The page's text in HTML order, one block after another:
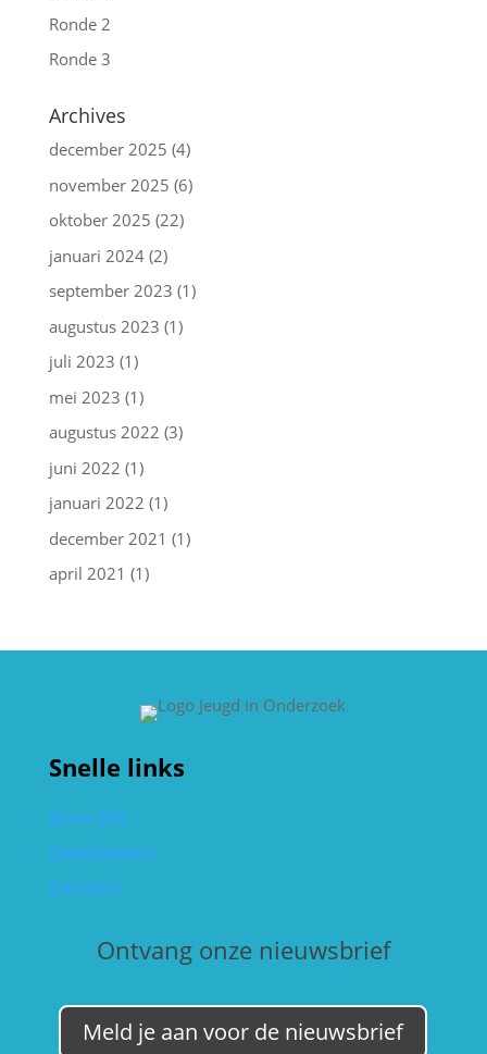
Ronde 2
Ronde 3
Archives
december 2025 (4)
november 2025 (6)
oktober 2025 (22)
januari 2024(2)
september 2023 (1)
augustus 2023 (1)
juli 2023 (1)
mei 2023 (1)
augustus 2022 (3)
juni 2022 (1)
januari 2022 (1)
december 2021 (1)
april 2021 (1)
Snelle links
Over JIO
Deelnemen
Contact
Ontvang onze nieuwsbrief
Meld je aan voor de nieuwsbrief